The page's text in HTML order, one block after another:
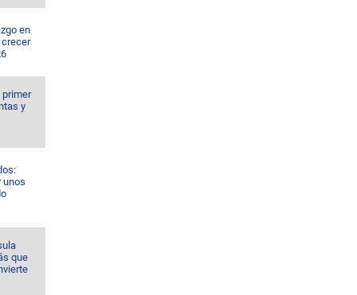
en
crecer
primer
y
unos
que